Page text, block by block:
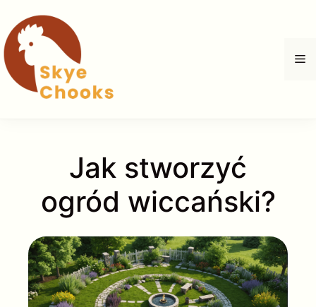
do
treści
Jak stworzyć
ogród wiccański?